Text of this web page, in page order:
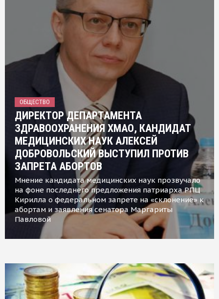
ОБЩЕСТВО
ДИРЕКТОР ДЕПАРТАМЕНТА
ЗДРАВООХРАНЕНИЯ ХМАО, КАНДИДАТ
МЕДИЦИНСКИХ НАУК АЛЕКСЕЙ
ДОБРОВОЛЬСКИЙ ВЫСТУПИЛ ПРОТИВ
ЗАПРЕТА АБОРТОВ
Мнение кандидата медицинских наук прозвучало
на фоне последнего предложения патриарха РПЦ
Кирилла о федеральном запрете на «склонение» к
абортам и заявления сенатора Маргариты
Павловой